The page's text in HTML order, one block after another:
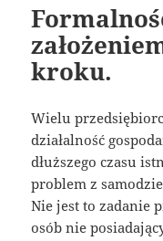
kroku.
Wielu
działalność
dłuższego czasu
problem z
Nie jest to zadanie
osób nie